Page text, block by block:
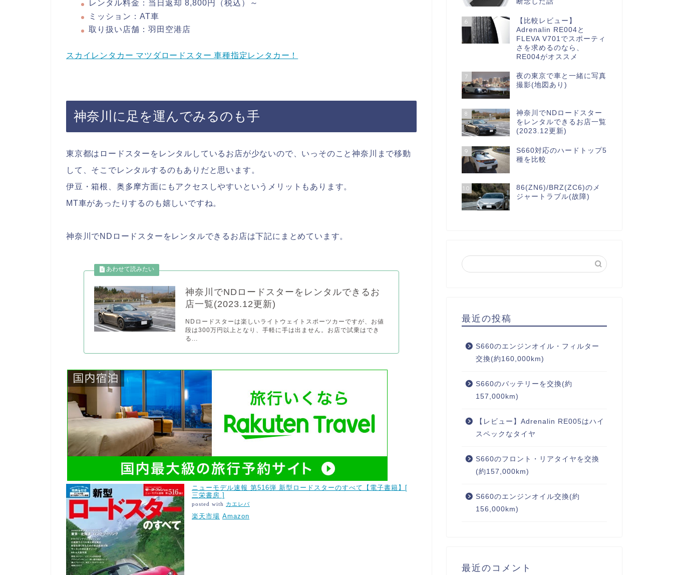
レンタル料金：当日返却 8,800円（税込）～
ミッション：AT車
取り扱い店舗：羽田空港店
スカイレンタカー マツダロードスター 車種指定レンタカー！
神奈川に足を運んでみるのも手
東京都はロードスターをレンタルしているお店が少ないので、いっそのこと神奈川まで移動
して、そこでレンタルするのもありだと思います。
伊豆・箱根、奥多摩方面にもアクセスしやすいというメリットもあります。
MT車があったりするのも嬉しいですね。
神奈川でNDロードスターをレンタルできるお店は下記にまとめています。
神奈川でNDロードスターをレンタルできるお
店一覧(2023.12更新)
NDロードスターは楽しいライトウェイトスポーツカーですが、お値
段は300万円以上となり、手軽に手は出ません。お店で試乗はでき
る...
ニューモデル速報 第516弾 新型ロードスターのすべて【電子書籍】[
三栄書房 ]
posted with カエレバ
楽天市場 Amazon
6
【比較レビュー】
Adrenalin RE004と
FLEVA V701でスポーティ
さを求めるのなら、
RE004がオススメ
7
夜の東京で車と一緒に写真
撮影(地図あり)
8
神奈川でNDロードスター
をレンタルできるお店一覧
(2023.12更新)
9
S660対応のハードトップ5
種を比較
10
86(ZN6)/BRZ(ZC6)のメ
ジャートラブル(故障)
最近の投稿
S660のエンジンオイル・フィルター
交換(約160,000km)
S660のバッテリーを交換(約
157,000km)
【レビュー】Adrenalin RE005はハイ
スペックなタイヤ
S660のフロント・リアタイヤを交換
(約157,000km)
S660のエンジンオイル交換(約
156,000km)
最近のコメント